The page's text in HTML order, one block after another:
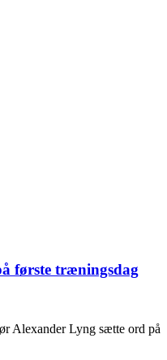
første træningsdag
Alexander Lyng sætte ord på